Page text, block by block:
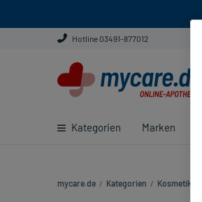
Hotline 03491-877012
Kategorien Marken
mycare.de / Kategorien / Kosmetik